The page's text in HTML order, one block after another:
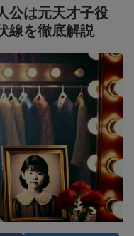
公は元天才子役
線を徹底解説